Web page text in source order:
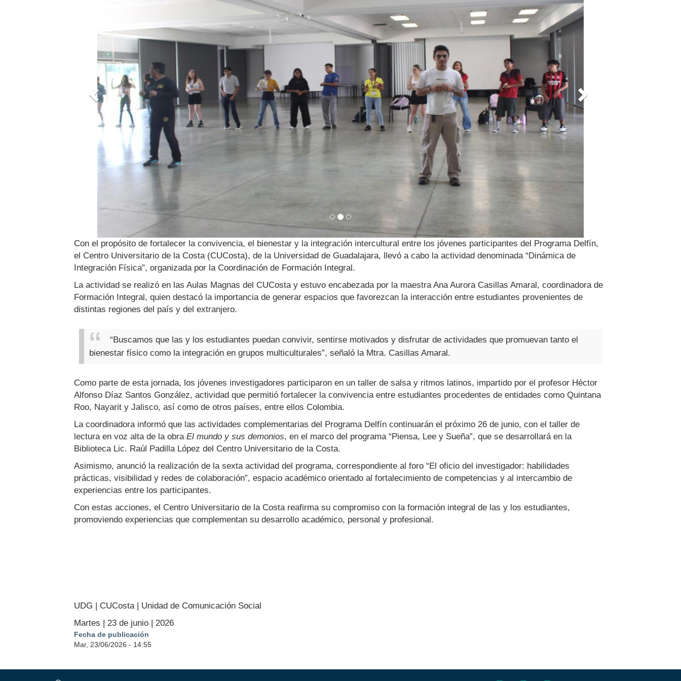
Con el propósito de fortalecer la convivencia, el bienestar y la integración intercultural entre los jóvenes participantes del Programa Delfín,
el Centro Universitario de la Costa (CUCosta), de la Universidad de Guadalajara, llevó a cabo la actividad denominada “Dinámica de
Integración Física”, organizada por la Coordinación de Formación Integral.
La actividad se realizó en las Aulas Magnas del CUCosta y estuvo encabezada por la maestra Ana Aurora Casillas Amaral, coordinadora de
Formación Integral, quien destacó la importancia de generar espacios que favorezcan la interacción entre estudiantes provenientes de
distintas regiones del país y del extranjero.
“Buscamos que las y los estudiantes puedan convivir, sentirse motivados y disfrutar de actividades que promuevan tanto el
bienestar físico como la integración en grupos multiculturales”, señaló la Mtra. Casillas Amaral.
Como parte de esta jornada, los jóvenes investigadores participaron en un taller de salsa y ritmos latinos, impartido por el profesor Héctor
Alfonso Díaz Santos González, actividad que permitió fortalecer la convivencia entre estudiantes procedentes de entidades como Quintana
Roo, Nayarit y Jalisco, así como de otros países, entre ellos Colombia.
La coordinadora informó que las actividades complementarias del Programa Delfín continuarán el próximo 26 de junio, con el taller de
lectura en voz alta de la obraEl mundo y sus demonios, en el marco del programa “Piensa, Lee y Sueña”, que se desarrollará en la
Biblioteca Lic. Raúl Padilla López del Centro Universitario de la Costa.
Asimismo, anunció la realización de la sexta actividad del programa, correspondiente al foro “El oficio del investigador: habilidades
prácticas, visibilidad y redes de colaboración”, espacio académico orientado al fortalecimiento de competencias y al intercambio de
experiencias entre los participantes.
Con estas acciones, el Centro Universitario de la Costa reafirma su compromiso con la formación integral de las y los estudiantes,
promoviendo experiencias que complementan su desarrollo académico, personal y profesional.
UDG | CUCosta | Unidad de Comunicación Social
Martes | 23 de junio | 2026
Fecha de publicación
Mar, 23/06/2026 - 14:55